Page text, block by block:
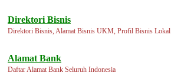
Direktori Bisnis
Direktori Bisnis, Alamat Bisnis UKM, Profil Bisnis Lokal.
Alamat Bank
Daftar Alamat Bank Seluruh Indonesia